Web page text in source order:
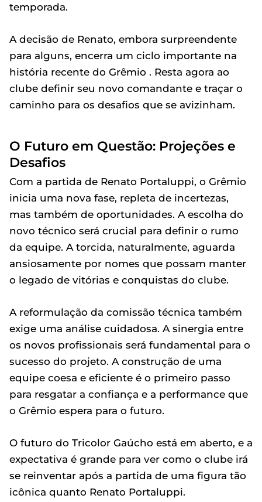
temporada.
A decisão de Renato, embora surpreendente
para alguns, encerra um ciclo importante na
história recente do Grêmio . Resta agora ao
clube definir seu novo comandante e traçar o
caminho para os desafios que se avizinham.
O Futuro em Questão: Projeções e
Desafios
Com a partida de Renato Portaluppi, o Grêmio
inicia uma nova fase, repleta de incertezas,
mas também de oportunidades. A escolha do
novo técnico será crucial para definir o rumo
da equipe. A torcida, naturalmente, aguarda
ansiosamente por nomes que possam manter
o legado de vitórias e conquistas do clube.
A reformulação da comissão técnica também
exige uma análise cuidadosa. A sinergia entre
os novos profissionais será fundamental para o
sucesso do projeto. A construção de uma
equipe coesa e eficiente é o primeiro passo
para resgatar a confiança e a performance que
o Grêmio espera para o futuro.
O futuro do Tricolor Gaúcho está em aberto, e a
expectativa é grande para ver como o clube irá
se reinventar após a partida de uma figura tão
icônica quanto Renato Portaluppi.